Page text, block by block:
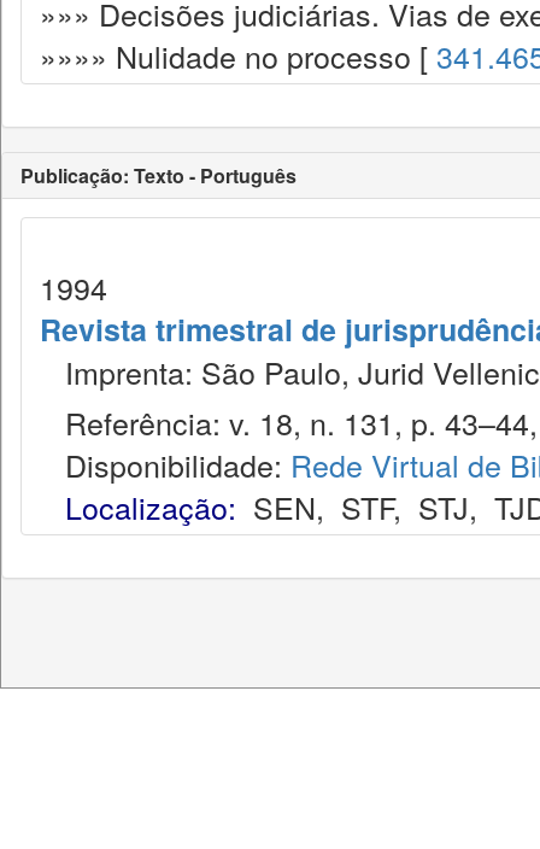
»»» Decisões judiciárias. Vias de
»»»» Nulidade no processo [
Publicação: Texto - Português
1994
Revista trimestral de
Imprenta: São Paulo, Jurid
Referência: v. 18, n. 131, p.
Disponibilidade: Rede Virtual de
Localização: SEN, STF, STJ,